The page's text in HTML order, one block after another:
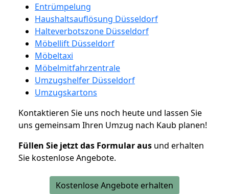
Entrümpelung
Haushaltsauflösung Düsseldorf
Halteverbotszone Düsseldorf
Möbellift Düsseldorf
Möbeltaxi
Möbelmitfahrzentrale
Umzugshelfer Düsseldorf
Umzugskartons
Kontaktieren Sie uns noch heute und lassen Sie
uns gemeinsam Ihren Umzug nach Kaub planen!
Füllen Sie jetzt das Formular aus und erhalten
Sie kostenlose Angebote.
Kostenlose Angebote erhalten